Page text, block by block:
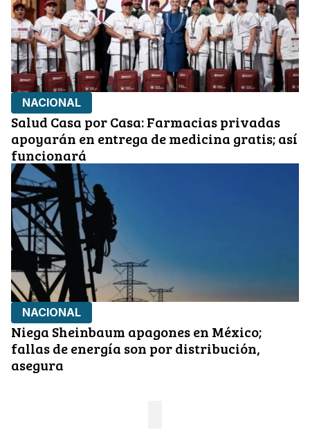
NACIONAL
Salud Casa por Casa: Farmacias privadas
apoyarán en entrega de medicina gratis; así
funcionará
NACIONAL
Niega Sheinbaum apagones en México;
fallas de energía son por distribución,
asegura